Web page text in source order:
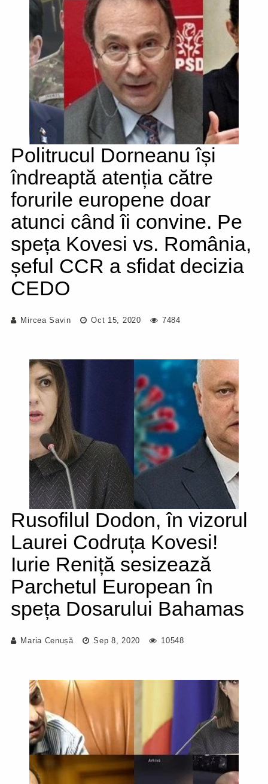
Politrucul Dorneanu își
îndreaptă atenția către
forurile europene doar
atunci când îi convine. Pe
speța Kovesi vs. România,
șeful CCR a sfidat decizia
CEDO
Mircea Savin Oct 15, 2020 7484
Rusofilul Dodon, în vizorul
Laurei Codruța Kovesi!
Iurie Reniță sesizează
Parchetul European în
speța Dosarului Bahamas
Maria Cenușă Sep 8, 2020 10548